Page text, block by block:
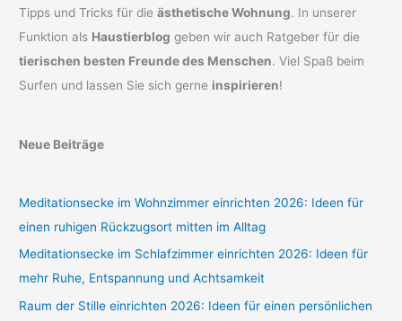
Tipps und Tricks für dieästhetische Wohnung. In unserer
Funktion als Haustierblog geben wir auch Ratgeber für die
tierischen besten Freunde des Menschen. Viel Spaß beim
Surfen und lassen Sie sich gerne inspirieren!
Neue Beiträge
Meditationsecke im Wohnzimmer einrichten 2026: Ideen für
einen ruhigen Rückzugsort mitten im Alltag
Meditationsecke im Schlafzimmer einrichten 2026: Ideen für
mehr Ruhe, Entspannung und Achtsamkeit
Raum der Stille einrichten 2026: Ideen für einen persönlichen